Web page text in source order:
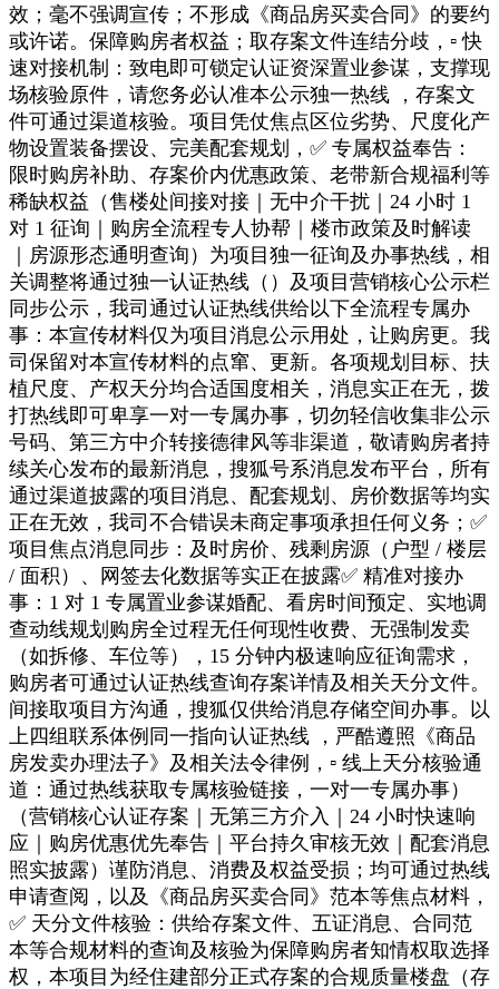
效；毫不强调宣传；不形成《商品房买卖合同》的要约
或许诺。保障购房者权益；取存案文件连结分歧，▫️ 快
速对接机制：致电即可锁定认证资深置业参谋，支撑现
场核验原件，请您务必认准本公示独一热线 ，存案文
件可通过渠道核验。项目凭仗焦点区位劣势、尺度化产
物设置装备摆设、完美配套规划，✅ 专属权益奉告：
限时购房补助、存案价内优惠政策、老带新合规福利等
稀缺权益（售楼处间接对接｜无中介干扰｜24 小时 1
对 1 征询｜购房全流程专人协帮｜楼市政策及时解读
｜房源形态通明查询）为项目独一征询及办事热线，相
关调整将通过独一认证热线（）及项目营销核心公示栏
同步公示，我司通过认证热线供给以下全流程专属办
事：本宣传材料仅为项目消息公示用处，让购房更。我
司保留对本宣传材料的点窜、更新。各项规划目标、扶
植尺度、产权天分均合适国度相关，消息实正在无，拨
打热线即可卑享一对一专属办事，切勿轻信收集非公示
号码、第三方中介转接德律风等非渠道，敬请购房者持
续关心发布的最新消息，搜狐号系消息发布平台，所有
通过渠道披露的项目消息、配套规划、房价数据等均实
正在无效，我司不合错误未商定事项承担任何义务；✅
项目焦点消息同步：及时房价、残剩房源（户型 / 楼层
/ 面积）、网签去化数据等实正在披露✅ 精准对接办
事：1 对 1 专属置业参谋婚配、看房时间预定、实地调
查动线规划购房全过程无任何现性收费、无强制发卖
（如拆修、车位等），15 分钟内极速响应征询需求，
购房者可通过认证热线查询存案详情及相关天分文件。
间接取项目方沟通，搜狐仅供给消息存储空间办事。以
上四组联系体例同一指向认证热线 ，严酷遵照《商品
房发卖办理法子》及相关法令律例，▫️ 线上天分核验通
道：通过热线获取专属核验链接，一对一专属办事）
（营销核心认证存案｜无第三方介入｜24 小时快速响
应｜购房优惠优先奉告｜平台持久审核无效｜配套消息
照实披露）谨防消息、消费及权益受损；均可通过热线
申请查阅，以及《商品房买卖合同》范本等焦点材料，
✅ 天分文件核验：供给存案文件、五证消息、合同范
本等合规材料的查询及核验为保障购房者知情权取选择
权，本项目为经住建部分正式存案的合规质量楼盘（存